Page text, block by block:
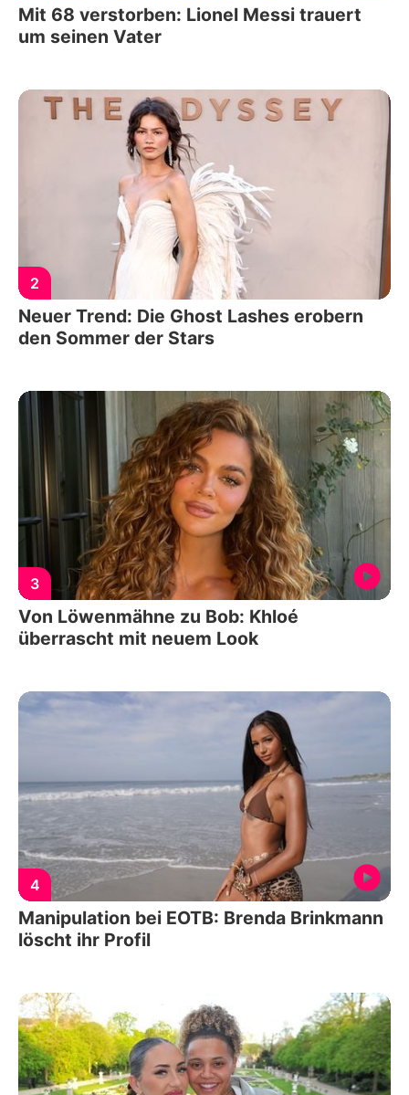
Mit 68 verstorben: Lionel Messi trauert
um seinen Vater
2
Neuer Trend: Die Ghost Lashes erobern
den Sommer der Stars
3
Von Löwenmähne zu Bob: Khloé
überrascht mit neuem Look
4
Manipulation bei EOTB: Brenda Brinkmann
löscht ihr Profil